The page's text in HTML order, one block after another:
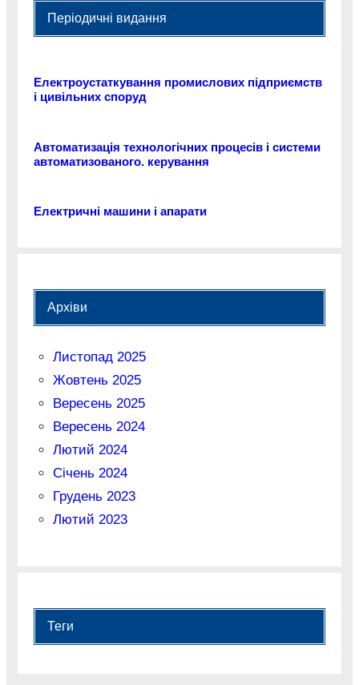
Періодичні видання
Електроустаткування промислових підприємств
і цивільних споруд
Автоматизація технологічних процесів і системи
автоматизованого. керування
Електричні машини і апарати
Архіви
Листопад 2025
Жовтень 2025
Вересень 2025
Вересень 2024
Лютий 2024
Січень 2024
Грудень 2023
Лютий 2023
Теги